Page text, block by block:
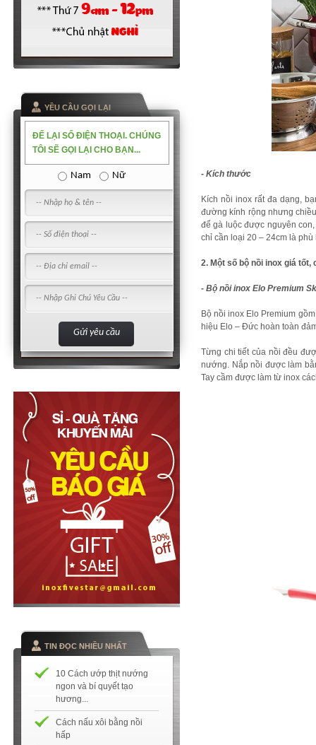
YỀU CẦU GỌI LẠI
ĐỂ LẠI SỐ ĐIỆN THOẠI. CHÚNG
TÔI SẼ GỌI LẠI CHO BẠN...
Nam Nữ
TIN ĐỌC NHIỀU NHẤT
10 Cách ướp thịt nướng
ngon và bí quyết tạo
hương...
Cách nấu xôi bằng nồi
hấp
- Kích thước
Kích nồi inox rất đa dạng,
đường kính rộng nhưng
để gà luộc được nguyên
chỉ cần loại 20 – 24cm là
2. Một số bộ nồi inox giá
- Bộ nồi inox Elo Premium
Bộ nồi inox Elo Premium
hiệu Elo – Đức hoàn toàn
Từng chi tiết của nồi đều
nướng. Nắp nồi được làm
Tay cầm được làm từ inox